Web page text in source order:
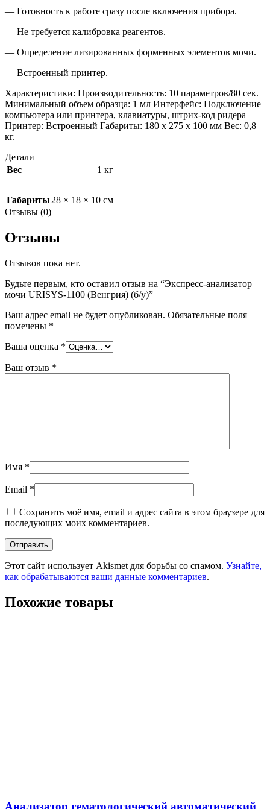
— Готовность к работе сразу после включения прибора.
— Не требуется калибровка реагентов.
— Определение лизированных форменных элементов мочи.
— Встроенный принтер.
Характеристики: Производительность: 10 параметров/80 сек.
Минимальный объем образца: 1 мл Интерфейс: Подключение
компьютера или принтера, клавиатуры, штрих-код ридера
Принтер: Встроенный Габариты: 180 х 275 х 100 мм Вес: 0,8
кг.
Детали
Вес
1 кг
Габариты 28 × 18 × 10 см
Отзывы (0)
Отзывы
Отзывов пока нет.
Будьте первым, кто оставил отзыв на “Экспресс-анализатор
мочи URISYS-1100 (Венгрия) (б/у)”
Ваш адрес email не будет опубликован. Обязательные поля
помечены *
Ваша оценка *
Ваш отзыв *
Имя *
Email *
Сохранить моё имя, email и адрес сайта в этом браузере для
последующих моих комментариев.
Этот сайт использует Akismet для борьбы со спамом. Узнайте,
как обрабатываются ваши данные комментариев.
Похожие товары
Анализатор гематологический автоматический